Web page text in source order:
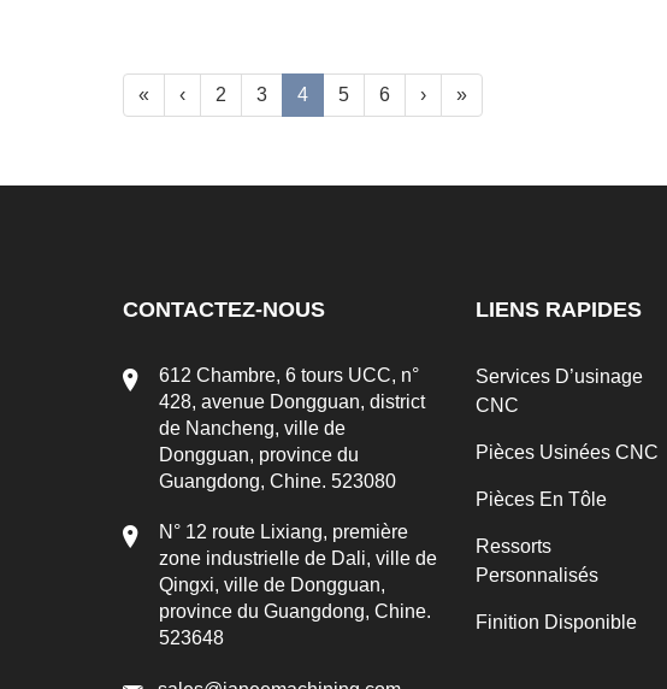
« ‹ 2 3 4 5 6 › »
CONTACTEZ-NOUS
612 Chambre, 6 tours UCC, n°
428, avenue Dongguan, district
de Nancheng, ville de
Dongguan, province du
Guangdong, Chine. 523080
N° 12 route Lixiang, première
zone industrielle de Dali, ville de
Qingxi, ville de Dongguan,
province du Guangdong, Chine.
523648
LIENS RAPIDES
Services D’usinage
CNC
Pièces Usinées CNC
Pièces En Tôle
Ressorts
Personnalisés
Finition Disponible